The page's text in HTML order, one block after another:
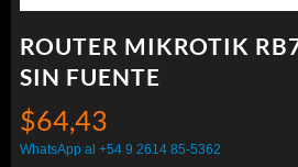
ROUTER MIKROTIK
SIN FUENTE
$64,43
WhatsApp al +54 9 2614 85-5362